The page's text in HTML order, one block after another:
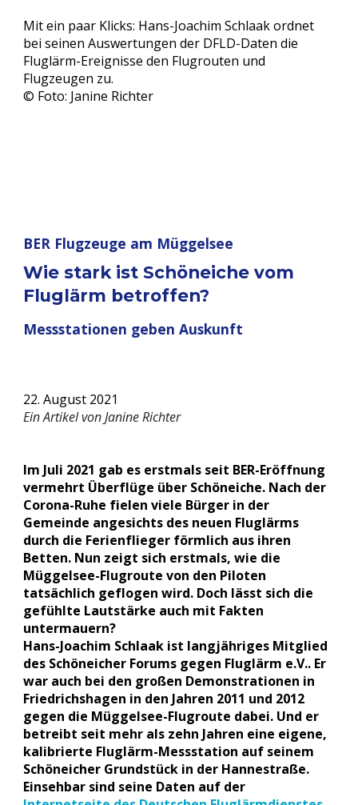
Mit ein paar Klicks: Hans-Joachim Schlaak ordnet
bei seinen Auswertungen der DFLD-Daten die
Fluglärm-Ereignisse den Flugrouten und
Flugzeugen zu.
© Foto: Janine Richter
BER Flugzeuge am Müggelsee
Wie stark ist Schöneiche vom
Fluglärm betroffen?
Messstationen geben Auskunft
22. August 2021
Ein Artikel von Janine Richter
Im Juli 2021 gab es erstmals seit BER-Eröffnung
vermehrt Überflüge über Schöneiche. Nach der
Corona-Ruhe fielen viele Bürger in der
Gemeinde angesichts des neuen Fluglärms
durch die Ferienflieger förmlich aus ihren
Betten. Nun zeigt sich erstmals, wie die
Müggelsee-Flugroute von den Piloten
tatsächlich geflogen wird. Doch lässt sich die
gefühlte Lautstärke auch mit Fakten
untermauern?
Hans-Joachim Schlaak ist langjähriges Mitglied
des Schöneicher Forums gegen Fluglärm e.V.. Er
war auch bei den großen Demonstrationen in
Friedrichshagen in den Jahren 2011 und 2012
gegen die Müggelsee-Flugroute dabei. Und er
betreibt seit mehr als zehn Jahren eine eigene,
kalibrierte Fluglärm-Messstation auf seinem
Schöneicher Grundstück in der Hannestraße.